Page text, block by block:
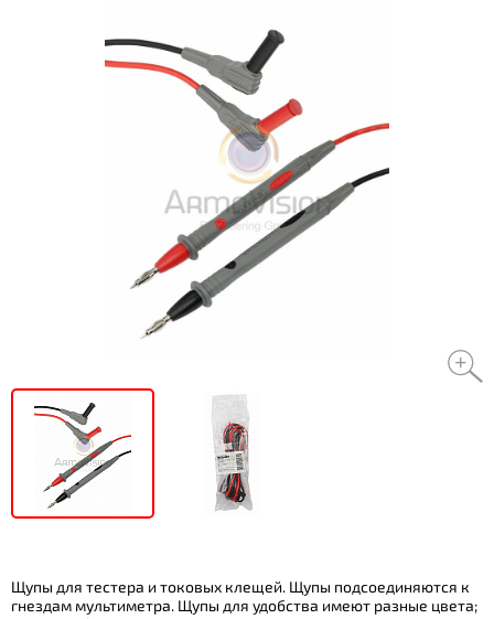
Щупы для тестера и токовых клещей. Щупы подсоединяются к
гнездам мультиметра. Щупы для удобства имеют разные цвета;